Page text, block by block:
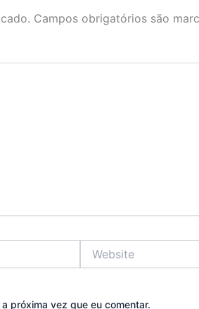
Campos obrigatórios são
próxima vez que eu comentar.